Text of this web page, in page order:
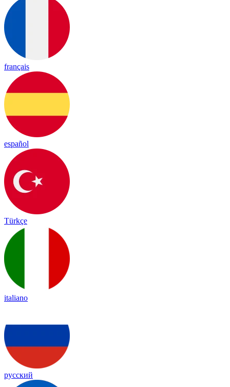
français
español
Türkçe
italiano
русский